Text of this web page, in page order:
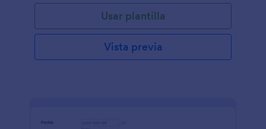
Usar plantilla
Vista previa